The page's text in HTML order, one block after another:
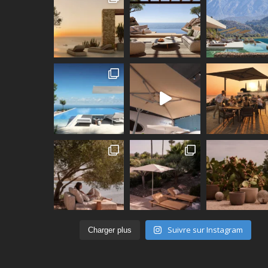
Charger plus Suivre sur Instagram